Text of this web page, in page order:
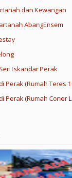
dan Kewangan
AbangEnsem
Iskandar Perak
Perak (Rumah Teres
Perak (Rumah Coner